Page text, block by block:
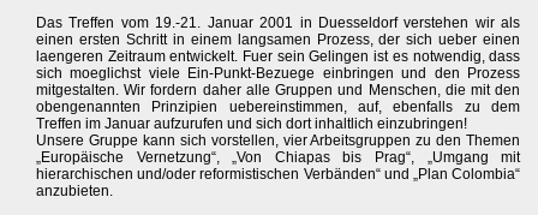
Das Treffen vom 19.-21. Januar 2001 in Duesseldorf verstehen wir als
einen ersten Schritt in einem langsamen Prozess, der sich ueber einen
laengeren Zeitraum entwickelt. Fuer sein Gelingen ist es notwendig, dass
sich moeglichst viele Ein-Punkt-Bezuege einbringen und den Prozess
mitgestalten. Wir fordern daher alle Gruppen und Menschen, die mit den
obengenannten Prinzipien uebereinstimmen, auf, ebenfalls zu dem
Treffen im Januar aufzurufen und sich dort inhaltlich einzubringen!
Unsere Gruppe kann sich vorstellen, vier Arbeitsgruppen zu den Themen
„Europäische Vernetzung“, „Von Chiapas bis Prag“, „Umgang mit
hierarchischen und/oder reformistischen Verbänden“ und „Plan Colombia“
anzubieten.